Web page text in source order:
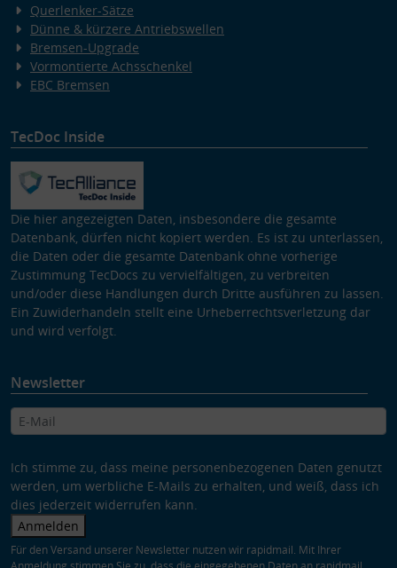
Querlenker-Sätze
Dünne & kürzere Antriebswellen
Bremsen-Upgrade
Vormontierte Achsschenkel
EBC Bremsen
TecDoc Inside
Die hier angezeigten Daten, insbesondere die gesamte
Datenbank, dürfen nicht kopiert werden. Es ist zu unterlassen,
die Daten oder die gesamte Datenbank ohne vorherige
Zustimmung TecDocs zu vervielfältigen, zu verbreiten
und/oder diese Handlungen durch Dritte ausführen zu lassen.
Ein Zuwiderhandeln stellt eine Urheberrechtsverletzung dar
und wird verfolgt.
Newsletter
Ich stimme zu, dass meine personenbezogenen Daten genutzt
werden, um werbliche E-Mails zu erhalten, und weiß, dass ich
dies jederzeit widerrufen kann.
Anmelden
Für den Versand unserer Newsletter nutzen wir rapidmail. Mit Ihrer